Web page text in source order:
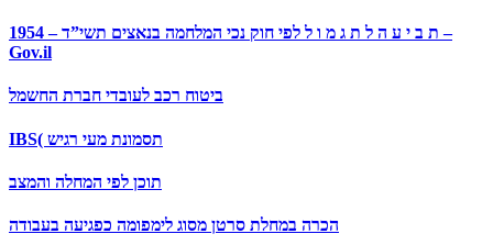
ת ב י ע ה ל ת ג מ ו ל לפי חוק נכי המלחמה בנאצים תשי”ד – 1954 –
Gov.il
ביטוח רכב לעובדי חברת החשמל
IBS( תסמונת מעי רגיש
תוכן לפי המחלה והמצב
הכרה במחלת סרטן מסוג לימפומה כפגיעה בעבודה